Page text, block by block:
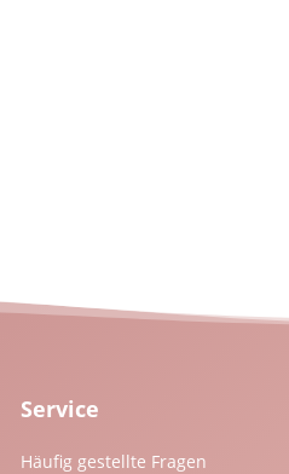
Service
Häufig gestellte Fragen